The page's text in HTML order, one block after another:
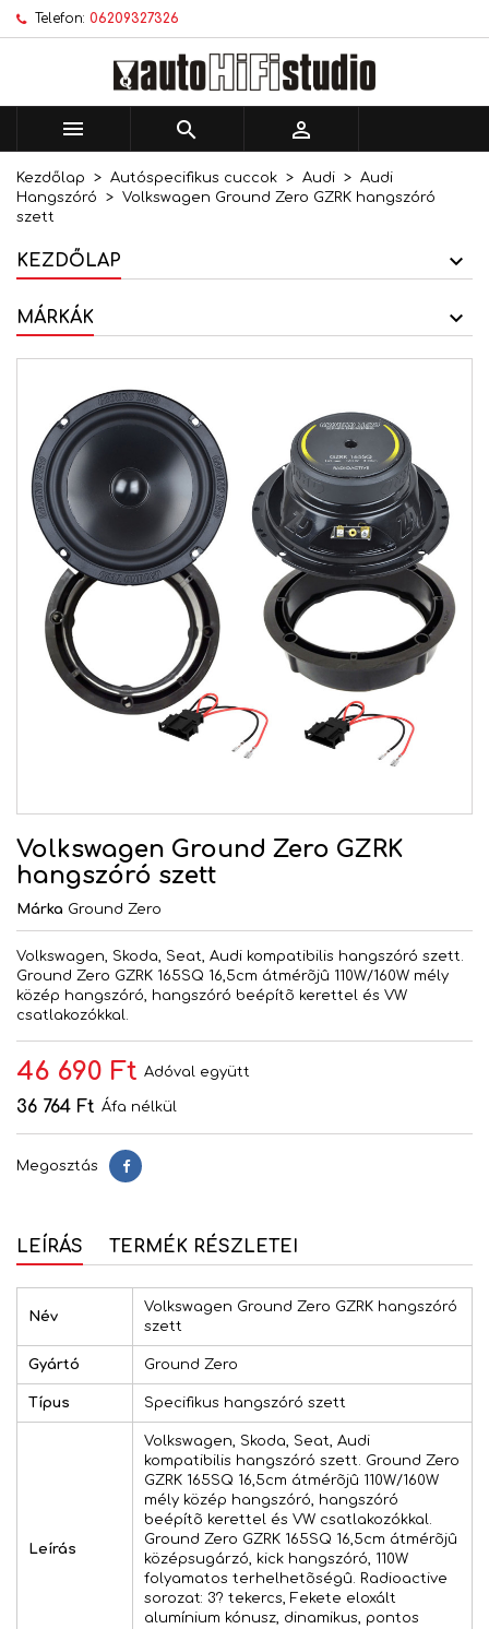
Telefon: 06209327326
  
Kezdőlap Autóspecifikus cuccok Audi
Audi
Hangszóró
Volkswagen Ground Zero GZRK hangszóró
szett
KEZDŐLAP
MÁRKÁK
Volkswagen Ground Zero GZRK
hangszóró szett
Márka Ground Zero
Volkswagen, Skoda, Seat, Audi kompatibilis hangszóró szett.
Ground Zero GZRK 165SQ 16,5cm átmérõjû 110W/160W mély
közép hangszóró, hangszóró beépítõ kerettel és VW
csatlakozókkal.
46 690 Ft Adóval együtt
36 764 Ft Áfa nélkül
Megosztás Megosztás
LEÍRÁS TERMÉK RÉSZLETEI
Név
Volkswagen Ground Zero GZRK hangszóró
szett
Gyártó Ground Zero
Típus Specifikus hangszóró szett
Leírás
Volkswagen, Skoda, Seat, Audi
kompatibilis hangszóró szett. Ground Zero
GZRK 165SQ 16,5cm átmérõjû 110W/160W
mély közép hangszóró, hangszóró
beépítõ kerettel és VW csatlakozókkal.
Ground Zero GZRK 165SQ 16,5cm átmérõjû
középsugárzó, kick hangszóró, 110W
folyamatos terhelhetõségû. Radioactive
sorozat: 3? tekercs, Fekete eloxált
alumínium kónusz, dinamikus, pontos
Kívánságlistáim ×
Új lista létrehozása
Kívánságlista létrehozása ×
Kívánságlista neve
Bejelentkezés ×
történő mentéséhez.
Mégsem Bejelentkezés